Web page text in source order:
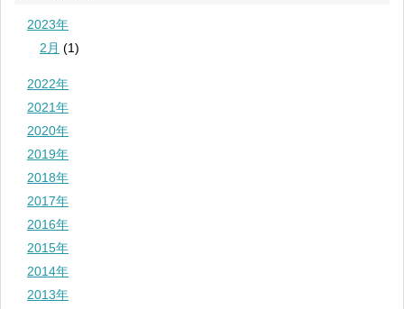
2023年
2月 (1)
2022年
2021年
2020年
2019年
2018年
2017年
2016年
2015年
2014年
2013年